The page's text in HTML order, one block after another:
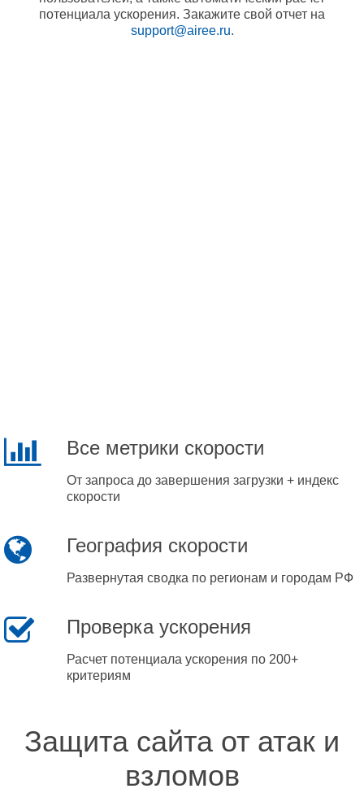
потенциала ускорения. Закажите свой отчет на
support@airee.ru.
Все метрики скорости
От запроса до завершения загрузки + индекс
скорости
География скорости
Развернутая сводка по регионам и городам РФ
Проверка ускорения
Расчет потенциала ускорения по 200+
критериям
Защита сайта от атак и
взломов